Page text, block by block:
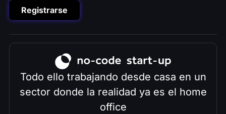
Registrarse
Todo ello trabajando desde casa en un
sector donde la realidad ya es el home
office